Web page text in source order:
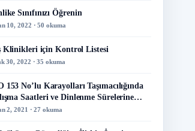
Sınıfınızı Öğrenin
10, 2022 · 50 okuma
Klinikleri için Kontrol Listesi
30, 2022 · 35 okuma
153 No’lu Karayolları Taşımacılığında
Saatleri ve Dinlenme Sürelerine
Sözleşme
2, 2021 · 27 okuma